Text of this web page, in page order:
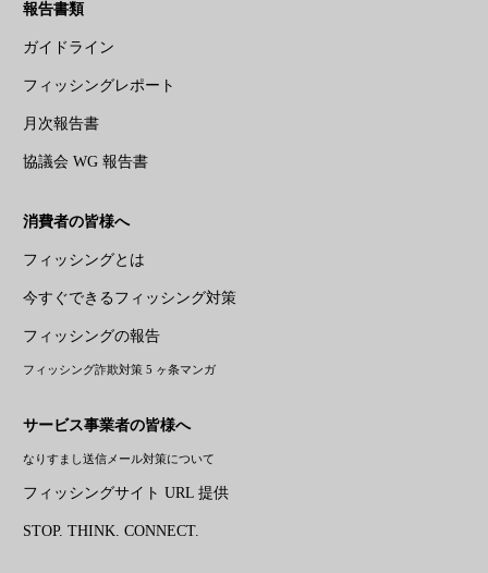
報告書類
ガイドライン
フィッシングレポート
月次報告書
協議会 WG 報告書
消費者の皆様へ
フィッシングとは
今すぐできるフィッシング対策
フィッシングの報告
フィッシング詐欺対策 5 ヶ条マンガ
サービス事業者の皆様へ
なりすまし送信メール対策について
フィッシングサイト URL 提供
STOP. THINK. CONNECT.